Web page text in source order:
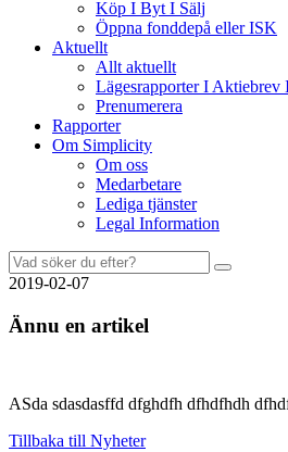
Köp I Byt I Sälj
Öppna fonddepå eller ISK
Aktuellt
Allt aktuellt
Lägesrapporter I Aktiebrev
Prenumerera
Rapporter
Om Simplicity
Om oss
Medarbetare
Lediga tjänster
Legal Information
2019-02-07
Ännu en artikel
ASda sdasdasffd dfghdfh dfhdfhdh
Tillbaka till Nyheter